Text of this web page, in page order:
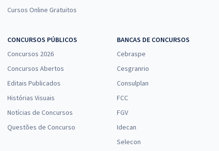
Cursos Online Gratuitos
CONCURSOS PÚBLICOS
Concursos 2026
Concursos Abertos
Editais Publicados
Histórias Visuais
Notícias de Concursos
Questões de Concurso
BANCAS DE CONCURSOS
Cebraspe
Cesgranrio
Consulplan
FCC
FGV
Idecan
Selecon